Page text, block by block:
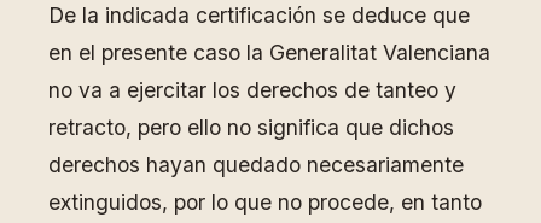
De la indicada certificación se deduce que
en el presente caso la Generalitat Valenciana
no va a ejercitar los derechos de tanteo y
retracto, pero ello no significa que dichos
derechos hayan quedado necesariamente
extinguidos, por lo que no procede, en tanto